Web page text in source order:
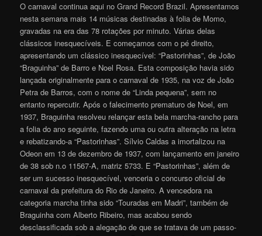
O carnaval continua aqui no Grand Record Brazil. Apresentamos
nesta semana mais 14 músicas destinadas à folia de Momo,
gravadas na era das 78 rotações por minuto. Várias delas
clássicos inesquecíveis. E começamos com o pé direito,
apresentando um clássico inesquecível: “Pastorinhas”, de João
“Braguinha” de Barro e Noel Rosa. Esta composição havia sido
lançada originalmente para o carnaval de 1935, na voz de João
Petra de Barros, com o nome de “Linda pequena”, sem no
entanto repercutir. Após o falecimento prematuro de Noel, em
1937, Braguinha resolveu relançar esta bela marcha-rancho para
a folia do ano seguinte, fazendo uma ou outra alteração na letra
e rebatizando-a “Pastorinhas”. Sílvio Caldas a imortalizou na
Odeon em 13 de dezembro de 1937, com lançamento em janeiro
de 38 sob n.o 11567-A, matriz 5733. E “Pastorinhas”, além de
ser um sucesso inesquecível, venceria o concurso oficial de
carnaval da prefeitura do Rio de Janeiro. A vencedora na
categoria marcha tinha sido “Touradas em Madri”, também de
Braguinha com Alberto Ribeiro, mas acabou sendo
desclassificada sob a alegação de que se tratava de um passo-